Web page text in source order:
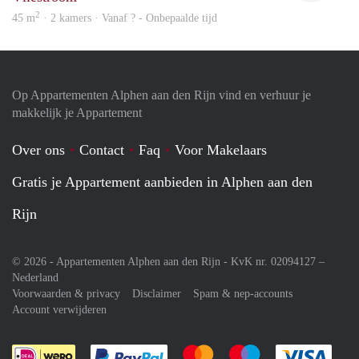
45 m2 · 2 kamers · Vanaf ? - Onbepaalde tijd
Op Appartementen Alphen aan den Rijn vind en verhuur je
makkelijk je Appartement
Over ons Contact Faq
Voor Makelaars
Gratis je Appartement aanbieden in Alphen aan den
Rijn
© 2026 - Appartementen Alphen aan den Rijn - KvK nr. 02094127 –
Nederland
Voorwaarden & privacy
Disclaimer
Spam & nep-accounts
Account verwijderen